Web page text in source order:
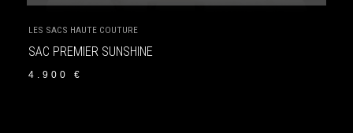
LES SACS HAUTE COUTURE
SAC PREMIER SUNSHINE
4.900€